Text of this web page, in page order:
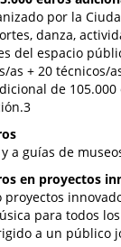
por la
danza,
del espacio
+ 20 técnicos/
de
a guías de
en proyectos
para todos
a un público